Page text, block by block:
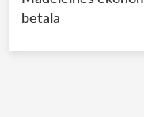
betala